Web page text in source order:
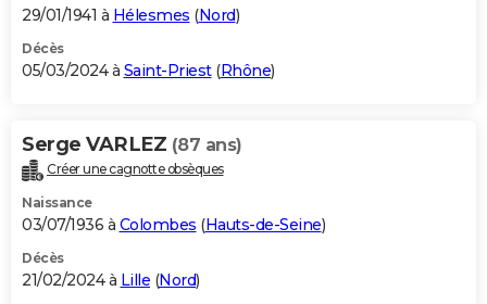
29/01/1941 à Hélesmes (Nord)
Décès
05/03/2024 à Saint-Priest(Rhône)
Serge VARLEZ (87 ans)
Créer une cagnotte obsèques
Naissance
03/07/1936 à Colombes (Hauts-de-Seine)
Décès
21/02/2024 à Lille (Nord)